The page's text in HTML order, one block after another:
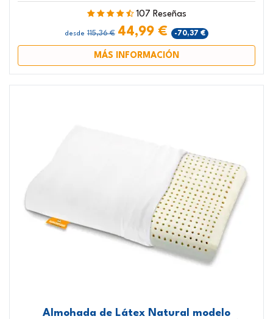
107 Reseñas
desde 115,36 € 44,99 € -70,37 €
MÁS INFORMACIÓN
Almohada de Látex Natural modelo